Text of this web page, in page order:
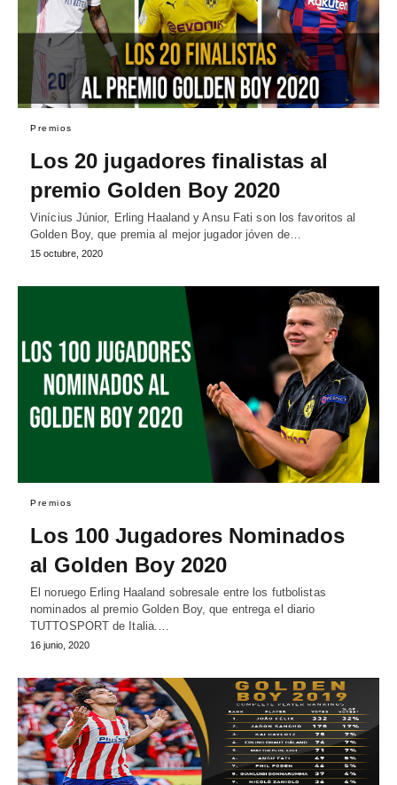
Premios
Los 20 jugadores finalistas al
premio Golden Boy 2020
Vinícius Júnior, Erling Haaland y Ansu Fati son los favoritos al
Golden Boy, que premia al mejor jugador jóven de…
15 octubre, 2020
Premios
Los 100 Jugadores Nominados
al Golden Boy 2020
El noruego Erling Haaland sobresale entre los futbolistas
nominados al premio Golden Boy, que entrega el diario
TUTTOSPORT de Italia.…
16 junio, 2020